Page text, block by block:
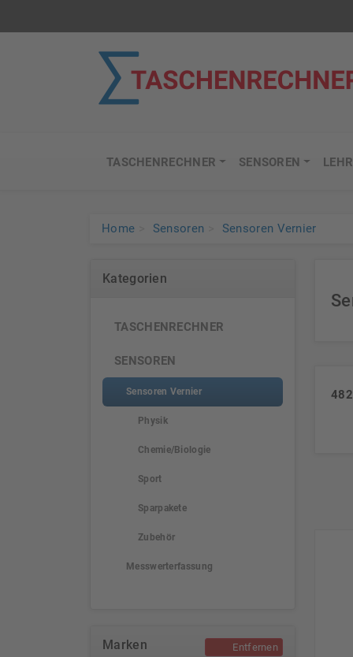
TASCHENRECHNER SENSOREN
Home Sensoren Sensoren Vernier
Kategorien
TASCHENRECHNER
SENSOREN
Sensoren Vernier
Physik
Chemie/Biologie
Sport
Sparpakete
Zubehör
Messwerterfassung
Marken Entfernen
482